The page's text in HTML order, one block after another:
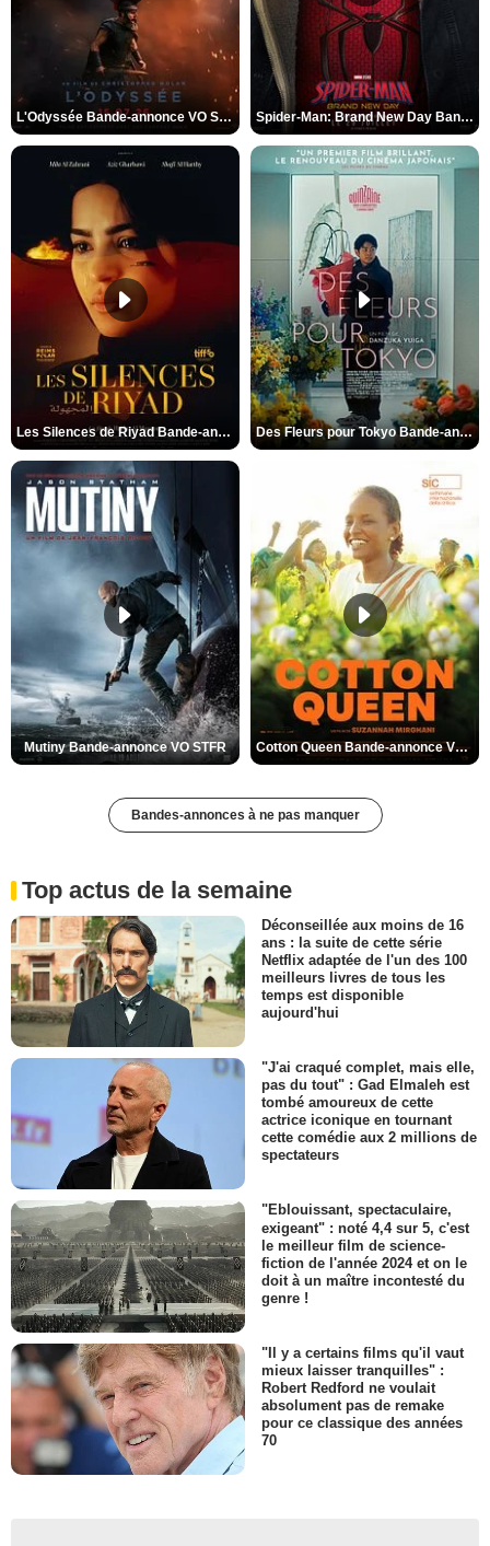
L'Odyssée Bande-annonce VO STFR Spider-Man: Brand New Day Bande-annonce VO STFR
Les Silences de Riyad Bande-annonce VO STFR Des Fleurs pour Tokyo Bande-annonce VO STFR
Mutiny Bande-annonce VO STFR Cotton Queen Bande-annonce VO STFR
Bandes-annonces à ne pas manquer
Top actus de la semaine
Déconseillée aux moins de 16
ans : la suite de cette série
Netflix adaptée de l'un des 100
meilleurs livres de tous les
temps est disponible
aujourd'hui
"J'ai craqué complet, mais elle,
pas du tout" : Gad Elmaleh est
tombé amoureux de cette
actrice iconique en tournant
cette comédie aux 2 millions de
spectateurs
"Eblouissant, spectaculaire,
exigeant" : noté 4,4 sur 5, c'est
le meilleur film de science-
fiction de l'année 2024 et on le
doit à un maître incontesté du
genre !
"Il y a certains films qu'il vaut
mieux laisser tranquilles" :
Robert Redford ne voulait
absolument pas de remake
pour ce classique des années
70